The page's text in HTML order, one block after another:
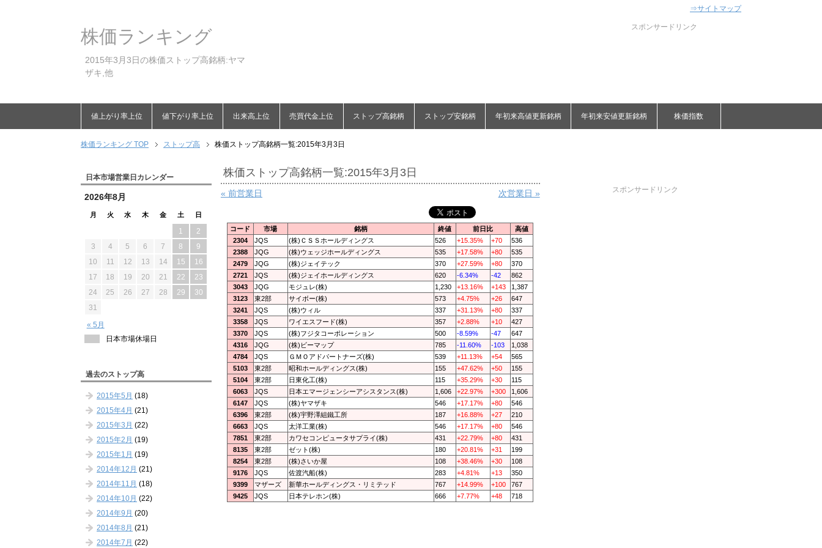
株価ランキング
2015年3月3日の株価ストップ高銘柄:ヤマ
ザキ,他
スポンサードリンク
値上がり率上位 値下がり率上位 出来高上位 売買代金上位 ストップ高銘柄 ストップ安銘柄 年初来高値更新銘柄 年初来安値更新銘柄 株価指数
株価ランキング TOP ストップ高 株価ストップ高銘柄一覧:2015年3月3日
株価ストップ高銘柄一覧:2015年3月3日
« 前営業日 次営業日 »
コード 市場 銘柄 終値 前日比
高値
2304
JQS (株)ＣＳＳホールディングス 526 +15.35% +70
536
2388
JQG (株)ウェッジホールディングス 535 +17.58% +80
535
2479
JQG (株)ジェイテック 370 +27.59% +80
370
2721
JQS (株)ジェイホールディングス 620 -6.34% -42
862
3043
JQG モジュレ(株) 1,230 +13.16% +143
1,387
3123
東2部 サイボー(株) 573 +4.75% +26
647
3241
JQS (株)ウィル 337 +31.13% +80
337
3358
JQS ワイエスフード(株) 357 +2.88% +10
427
3370
JQS (株)フジタコーポレーション 500 -8.59% -47
647
4316
JQG (株)ビーマップ 785 -11.60% -103
1,038
4784
JQS ＧＭＯアドパートナーズ(株) 539 +11.13% +54
565
5103
東2部 昭和ホールディングス(株) 155 +47.62% +50
155
5104
東2部 日東化工(株) 115 +35.29% +30
115
6063
JQS 日本エマージェンシーアシスタンス(株) 1,606 +22.97% +300
1,606
6147
JQS (株)ヤマザキ 546 +17.17% +80
546
6396
東2部 (株)宇野澤組鐵工所 187 +16.88% +27
210
6663
JQS 太洋工業(株) 546 +17.17% +80
546
7851
東2部 カワセコンピュータサプライ(株) 431 +22.79% +80
431
8135
東2部 ゼット(株) 180 +20.81% +31
199
8254
東2部 (株)さいか屋 108 +38.46% +30
108
9176
JQS 佐渡汽船(株) 283 +4.81% +13
350
9399
マザーズ 新華ホールディングス・リミテッド 767 +14.99% +100
767
9425
JQS 日本テレホン(株) 666 +7.77% +48 718
日本市場営業日カレンダー
2026年8月
月 火 水 木 金 土 日
« 5月
1
2
3
4 5 6 7 8
9
10
11 12 13 14 15
16
17
18 19 20 21 22
23
24
25 26 27 28 29
30
31
日本市場休場日
過去のストップ高
2015年5月 (18)
2015年4月 (21)
2015年3月 (22)
2015年2月 (19)
2015年1月 (19)
2014年12月 (21)
2014年11月 (18)
2014年10月 (22)
2014年9月 (20)
2014年8月 (21)
2014年7月 (22)
スポンサードリンク
⇒サイトマップ